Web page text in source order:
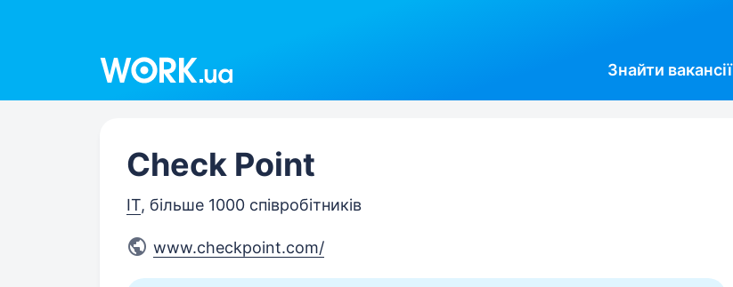
Знайти вакансії
Check Point
IT, більше 1000 співробітників
www.checkpoint.com/